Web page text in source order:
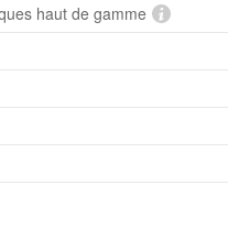
haut de gamme